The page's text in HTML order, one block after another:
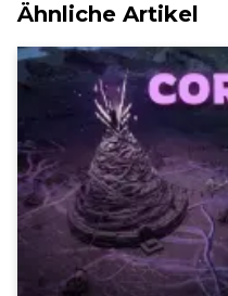
Ähnliche Artikel